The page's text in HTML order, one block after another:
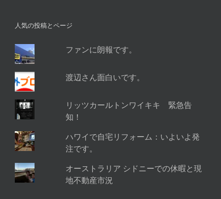
人気の投稿とページ
ファンに朗報です。
渡辺さん面白いです。
リッツカールトンワイキキ 緊急告
知！
ハワイで自宅リフォーム：いよいよ発
注です。
オーストラリア シドニーでの休暇と現
地不動産市況